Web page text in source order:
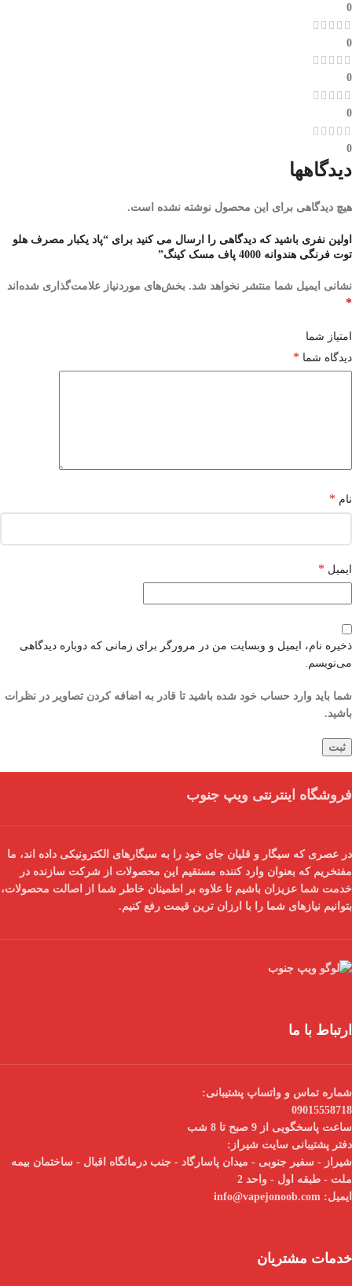
0
0
0
0
0
دیدگاهها
هیچ دیدگاهی برای این محصول نوشته نشده است.
اولین نفری باشید که دیدگاهی را ارسال می کنید برای “پاد یکبار مصرف هلو
توت فرنگی هندوانه 4000 پاف مسک کینگ”
نشانی ایمیل شما منتشر نخواهد شد. بخش‌های موردنیاز علامت‌گذاری شده‌اند
*
امتیاز شما
دیدگاه شما *
نام *
ایمیل *
ذخیره نام، ایمیل و وبسایت من در مرورگر برای زمانی که دوباره دیدگاهی
می‌نویسم.
شما باید وارد حساب خود شده باشید تا قادر به اضافه کردن تصاویر در نظرات
باشید.
فروشگاه اینترنتی ویپ جنوب
در عصری که سیگار و قلیان جای خود را به سیگارهای الکترونیکی داده اند، ما
مفتخریم که بعنوان وارد کننده مستقیم این محصولات از شرکت سازنده در
خدمت شما عزیزان باشیم تا علاوه بر اطمینان خاطر شما از
اصالت محصولات،
بتوانیم نیازهای شما را با ارزان ترین قیمت رفع کنیم.
ارتباط با ما
شماره تماس و واتساپ پشتیبانی:
09015558718
ساعت پاسخگویی از 9 صبح تا 8 شب
دفتر پشتیبانی سایت شیراز:
شیراز - سفیر جنوبی - میدان پاسارگاد - جنب درمانگاه اقبال - ساختمان بیمه
ملت - طبقه اول - واحد 2
ایمیل:
خدمات مشتریان